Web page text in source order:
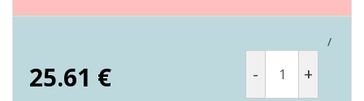
/
25.61 € - +